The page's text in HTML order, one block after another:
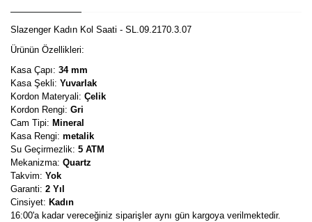
Slazenger Kadın Kol Saati - SL.09.2170.3.07
Ürünün Özellikleri:
Kasa Çapı: 34 mm
Kasa Şekli: Yuvarlak
Kordon Materyali: Çelik
Kordon Rengi: Gri
Cam Tipi: Mineral
Kasa Rengi: metalik
Su Geçirmezlik: 5 ATM
Mekanizma: Quartz
Takvim: Yok
Garanti: 2 Yıl
Cinsiyet: Kadın
16:00'a kadar vereceğiniz siparişler aynı gün kargoya verilmektedir.